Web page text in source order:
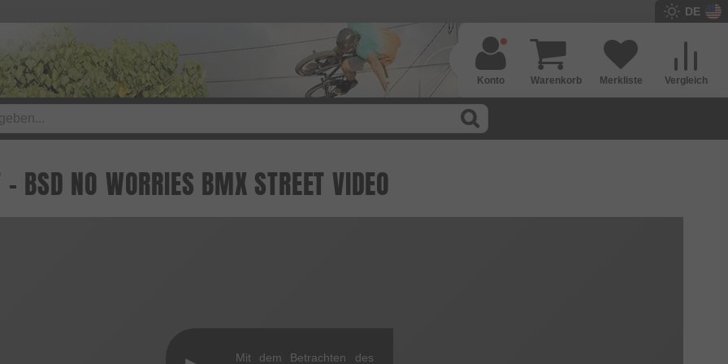
DE
Vergleich
Merkliste
Warenkorb
Konto
BSD NO WORRIES BMX STREET VIDEO
Mit dem Betrachten des